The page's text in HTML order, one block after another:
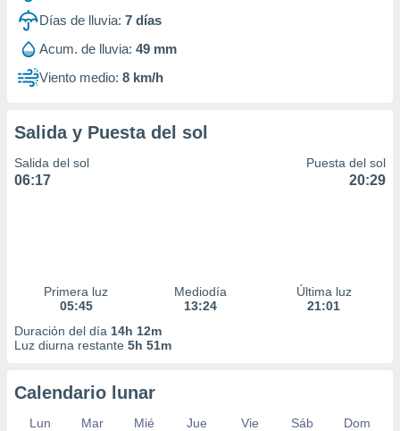
1199Días de lluvia: 7 días
Acum. de lluvia: 49 mm
Viento medio: 8 km/h
Salida y Puesta del sol
Salida del sol
06:17
Puesta del sol
20:29
Primera luz
05:45
Mediodía
13:24
Última luz
21:01
Duración del día 14h 12m
Luz diurna restante 5h 51m
Calendario lunar
Lun Mar Mié Jue Vie Sáb
Dom